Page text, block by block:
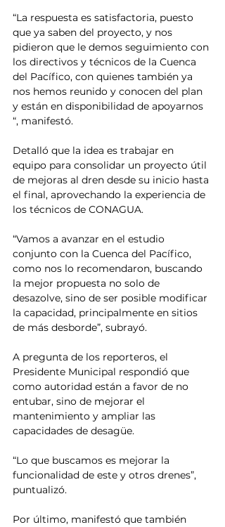
“La respuesta es satisfactoria, puesto
que ya saben del proyecto, y nos
pidieron que le demos seguimiento con
los directivos y técnicos de la Cuenca
del Pacífico, con quienes también ya
nos hemos reunido y conocen del plan
y están en disponibilidad de apoyarnos
“, manifestó.
Detalló que la idea es trabajar en
equipo para consolidar un proyecto útil
de mejoras al dren desde su inicio hasta
el final, aprovechando la experiencia de
los técnicos de CONAGUA.
“Vamos a avanzar en el estudio
conjunto con la Cuenca del Pacífico,
como nos lo recomendaron, buscando
la mejor propuesta no solo de
desazolve, sino de ser posible modificar
la capacidad, principalmente en sitios
de más desborde”, subrayó.
A pregunta de los reporteros, el
Presidente Municipal respondió que
como autoridad están a favor de no
entubar, sino de mejorar el
mantenimiento y ampliar las
capacidades de desagüe.
“Lo que buscamos es mejorar la
funcionalidad de este y otros drenes”,
puntualizó.
Por último, manifestó que también